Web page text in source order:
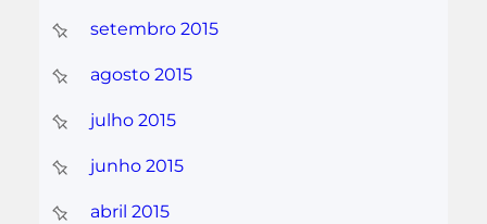
setembro 2015
agosto 2015
julho 2015
junho 2015
abril 2015